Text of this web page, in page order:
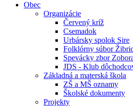
Obec
Organizácie
Červený kríž
Csemadok
Urbársky spolok Sire
Folklórny súbor
Spevácky zbor
JDS - Klub
Základná a materská škola
ZŠ a MŠ oznamy
Školské dokumenty
Projekty